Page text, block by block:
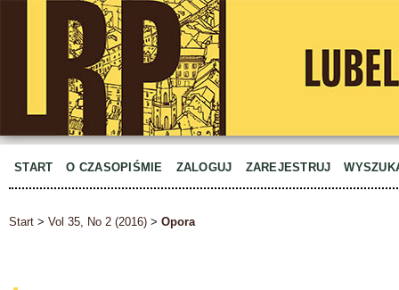
START O CZASOPIŚMIE ZALOGUJ ZAREJESTRUJ
Start > Vol 35, No 2 (2016) > Opora